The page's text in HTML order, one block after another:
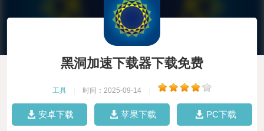
黑洞加速下载器下载免费
工具 时间：2025-09-14
安卓下载 苹果下载 PC下载